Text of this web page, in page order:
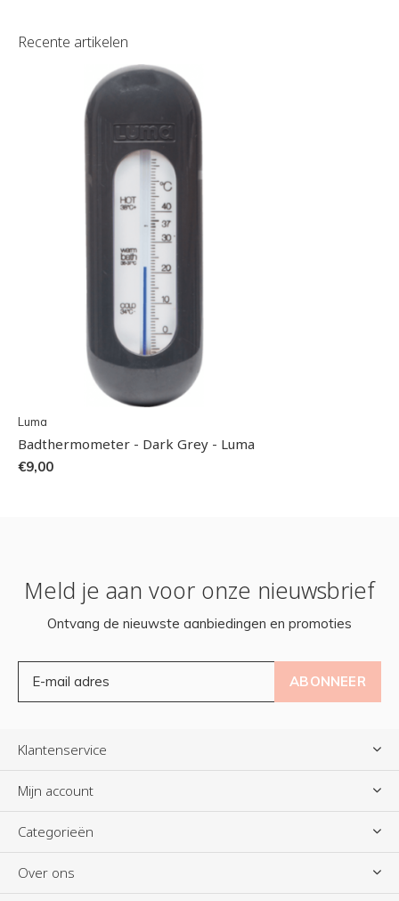
Recente artikelen
Luma
Badthermometer - Dark Grey - Luma
€9,00
Meld je aan voor onze nieuwsbrief
Ontvang de nieuwste aanbiedingen en promoties
ABONNEER
Klantenservice
Mijn account
Categorieën
Over ons